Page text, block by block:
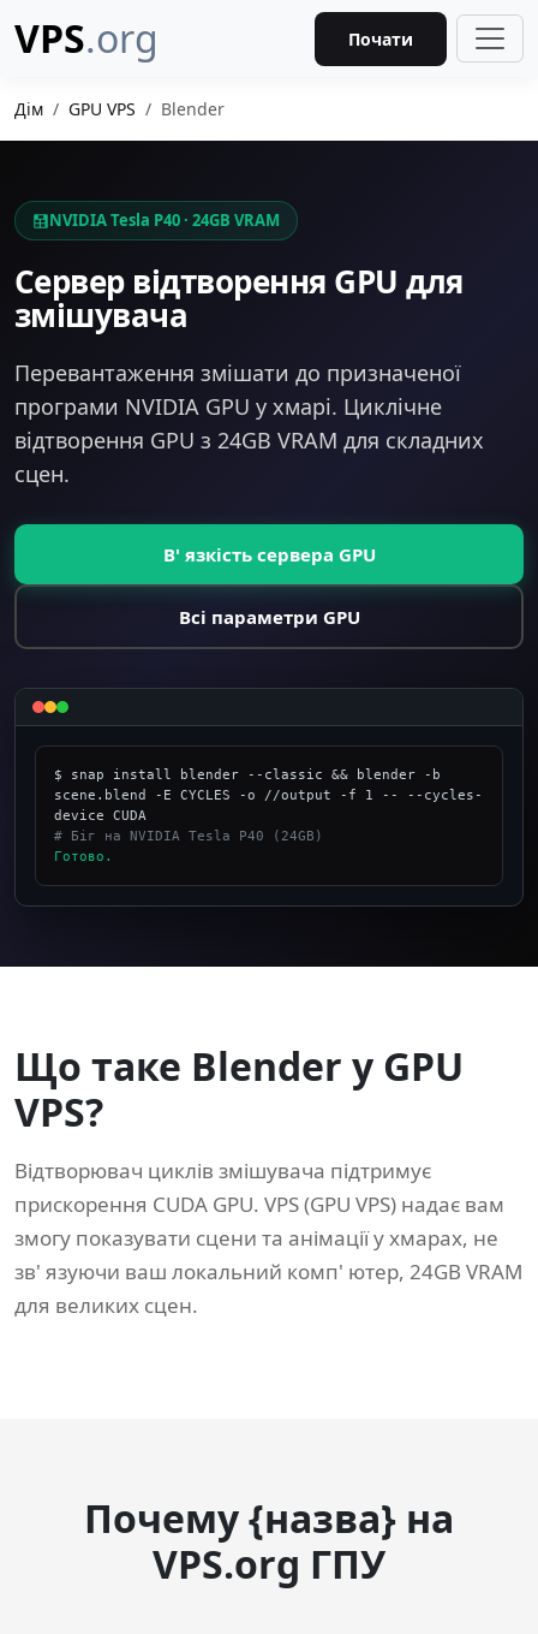
VPS.org Почати
Дім GPU VPS Blender
NVIDIA Tesla P40 · 24GB VRAM
Сервер відтворення GPU для
змішувача
Перевантаження змішати до призначеної
програми NVIDIA GPU у хмарі. Циклічне
відтворення GPU з 24GB VRAM для складних
сцен.
В' язкість сервера GPU
Всі параметри GPU
$ snap install blender --classic && blender -b
scene.blend -E CYCLES -o //output -f 1 -- --cycles-
# Біг на NVIDIA Tesla P40 (24GB)
Готово.
Що таке Blender у GPU
VPS?
Відтворювач циклів змішувача підтримує
прискорення CUDA GPU. VPS (GPU VPS) надає вам
змогу показувати сцени та анімації у хмарах, не
зв' язуючи ваш локальний комп' ютер, 24GB VRAM
для великих сцен.
Почему {назва} на
VPS.org ГПУ